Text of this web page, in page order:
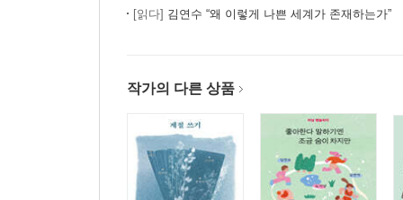
[읽다] 김연수 “왜 이렇게 나쁜 세계가 존재하는가”
작가의 다른 상품